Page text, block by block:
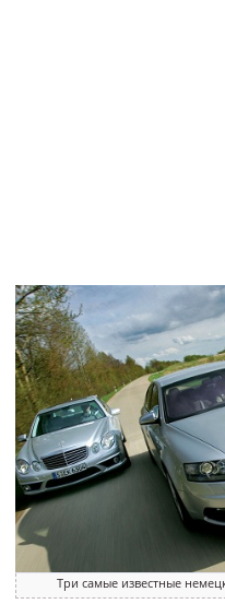
Три самые известные